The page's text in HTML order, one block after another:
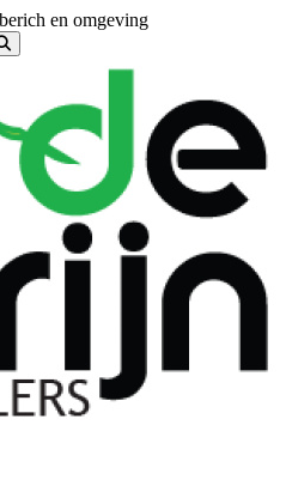
en omgeving